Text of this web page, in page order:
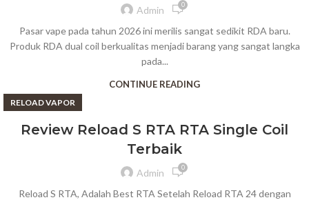
Admin 0
Pasar vape pada tahun 2026 ini merilis sangat sedikit RDA baru.
Produk RDA dual coil berkualitas menjadi barang yang sangat langka
pada...
CONTINUE READING
RELOAD VAPOR
Review Reload S RTA RTA Single Coil
Terbaik
Admin 0
Reload S RTA, Adalah Best RTA Setelah Reload RTA 24 dengan